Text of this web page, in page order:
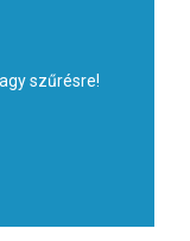
szűrésre!